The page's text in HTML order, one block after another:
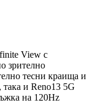
View с
зрително
тесни краища и
и Reno13 5G
на 120Hz